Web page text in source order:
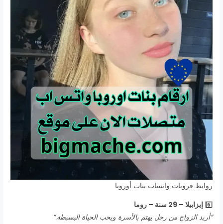
روابط قروبات واتساب بنات أوروبا
6️⃣ إيزابيلا – 29 سنة – روما
“أريد الزواج من رجل يهتم بالأسرة ويحب الحياة البسيطة.”